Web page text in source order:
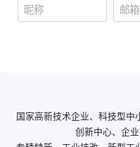
国家高新技术企业、科技型中
创新中心、企